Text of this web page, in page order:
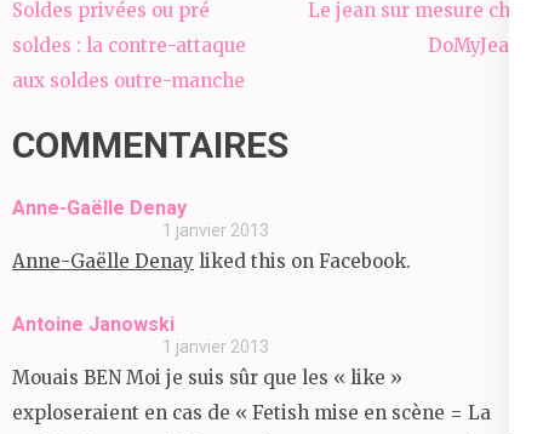
Navigation
de
l’article
Soldes privées ou pré
soldes : la contre-attaque
aux soldes outre-manche
Le jean sur mesure chez
DoMyJeans
COMMENTAIRES
Anne-Gaëlle Denay
1 janvier 2013
Anne-Gaëlle Denay liked this on Facebook.
Antoine Janowski
1 janvier 2013
Mouais BEN Moi je suis sûr que les « like »
exploseraient en cas de « Fetish mise en scène = La